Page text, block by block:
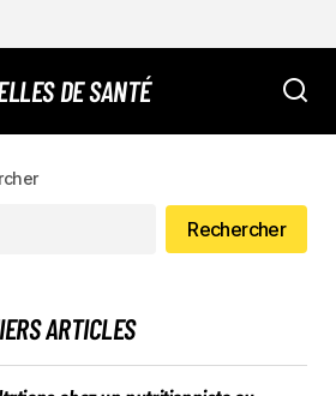
DE SANTÉ
sur-Lot : « Ne laissons pas
aux agents que... »
Rechercher
ARTICLES